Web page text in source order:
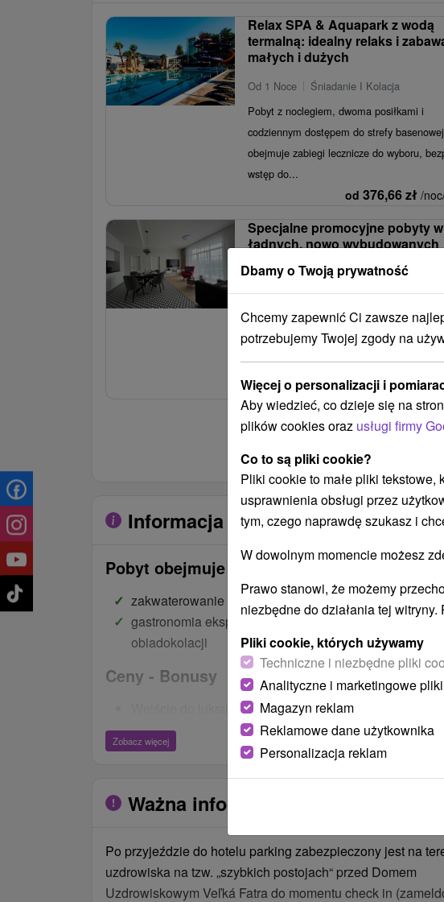
Relax SPA & Aquapark z wodą
termalną: idealny relaks i
małych i dużych
Od 1 Noce
Śniadanie I Kolacja
Pobyt z noclegiem, dwoma posiłkami i
codziennym dostępem do strefy
obejmuje zabiegi lecznicze do wyboru,
wstęp do...
od 376,66zł /
Specjalne promocyjne pobyty w
ładnych, nowo wybudowanych
Aquaparku
Bez Jedzenia, Śniadanie, Śniadanie I
Procedury lecznicze, wejście na basen,
lub zniżki na wejście do Spa & Aquaparku.
od180,35zł /
Informacja o pobycie
Pobyt obejmuje
zakwaterowanie
gastronomia eksperymentalna w formie serwowanego
obiadokolacji
Ceny - Bonusy
Wejście do luksusowej Łaźni Królewskiej
źródłem leczniczym 30 minut na każdy nocleg.
Nielimitowane wejście do Spa & Aquaparku za darmo
(sauna leśna, 2x sauna fińska (1x klasyczna - 1x
sauna na podczerwień, 2x sauna parowa (1x solna - 1x
eukaliptusowa)
Każda z sześciu saun jest wyjątkowa i oferuje gościom
doznania. Ponadto w świecie saun znajdują się
Zobacz więcej
Ważna informacja
Po przyjeździe do hotelu parking zabezpieczony jest na
uzdrowiska na tzw. „szybkich postojach“ przed Domem
Uzdrowiskowym Veľká Fatra do momentu check in
Dbamy o Twoją prywatność
Chcemy zapewnić Ci zawsze
potrzebujemy Twojej zgody na
Więcej o personalizacji i
Aby wiedzieć, co dzieje się na
plików cookies oraz usługi firmy
Co to są pliki cookie?
Pliki cookie to małe pliki
usprawnienia obsługi przez
tym, czego naprawdę szukasz i
W dowolnym momencie możesz
Prawo stanowi, że możemy
niezbędne do działania tej
Pliki cookie, których używamy
Techniczne i niezbędne pliki
Analityczne i marketingowe
Magazyn reklam
Reklamowe dane użytkownika
Personalizacja reklam